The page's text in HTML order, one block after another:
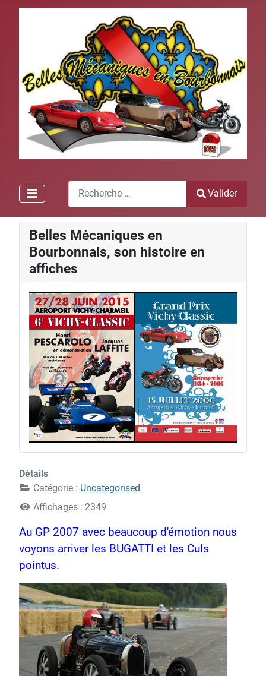
Recherche
Valider
Belles Mécaniques en
Bourbonnais, son histoire en
affiches
1 4
Détails
Catégorie : Uncategorised
Affichages : 2349
Au GP 2007 avec beaucoup d'émotion nous
voyons arriver les BUGATTI et les Culs
pointus.